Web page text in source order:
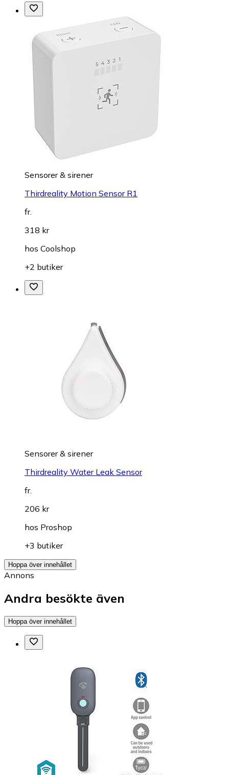
Sensorer & sirener
Thirdreality Motion Sensor R1
fr.
318 kr
hos Coolshop
+2 butiker
Sensorer & sirener
Thirdreality Water Leak Sensor
fr.
206 kr
hos Proshop
+3 butiker
Hoppa över innehållet
Annons
Andra besökte även
Hoppa över innehållet